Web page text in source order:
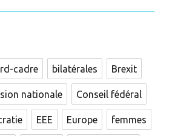
cadre bilatérales Brexit
nationale Conseil fédéral
EEE Europe femmes